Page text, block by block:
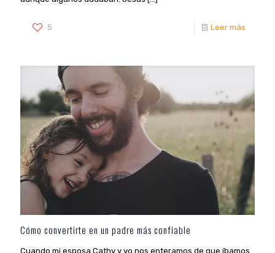
5 Leer más
Cómo convertirte en un padre más confiable
Cuando mi esposa Cathy y yo nos enteramos de que íbamos